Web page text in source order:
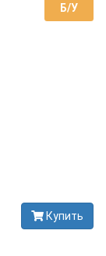
Б/У
Купить